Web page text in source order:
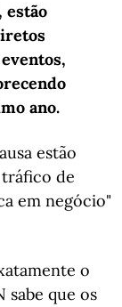
estão
ano.
estão
de
em negócio"
o
sabe que os